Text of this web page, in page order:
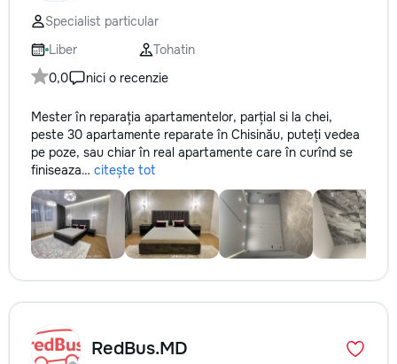
Specialist particular
Liber
Tohatin
0,0
nici o recenzie
Mester în reparația apartamentelor, parțial si la chei,
peste 30 apartamente reparate în Chisinău, puteți vedea
pe poze, sau chiar în real apartamente care în curînd se
finiseaza… citește tot
RedBus.MD